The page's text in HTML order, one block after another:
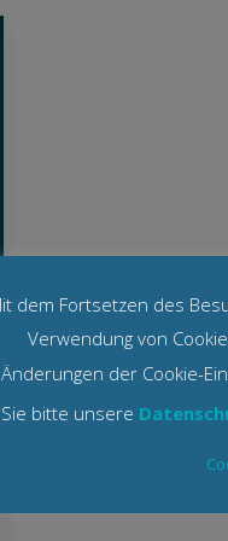
dem Fortsetzen des
Verwendung von
Änderungen der Cookie-
Sie bitte unsere